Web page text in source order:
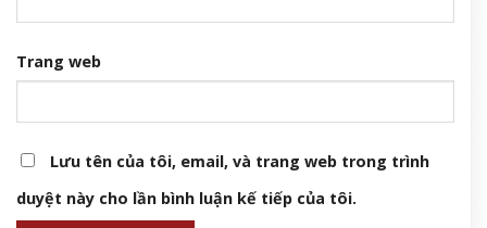
Trang web
Lưu tên của tôi, email, và trang web trong trình
duyệt này cho lần bình luận kế tiếp của tôi.